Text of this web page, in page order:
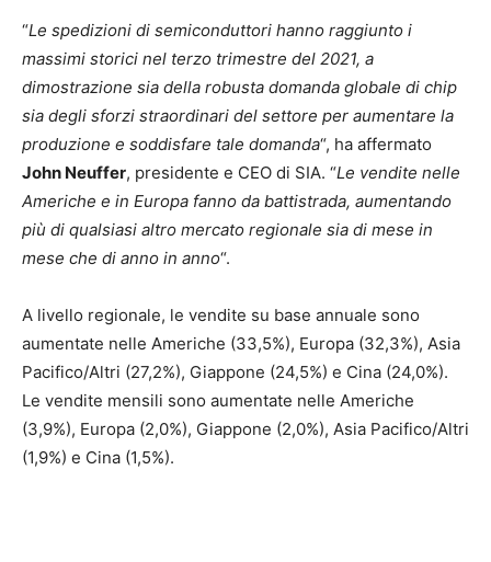
“Le spedizioni di semiconduttori hanno raggiunto i
massimi storici nel terzo trimestre del 2021, a
dimostrazione sia della robusta domanda globale di chip
sia degli sforzi straordinari del settore per aumentare la
produzione e soddisfare tale domanda“, ha affermato
John Neuffer, presidente e CEO di SIA. “Le vendite nelle
Americhe e in Europa fanno da battistrada, aumentando
più di qualsiasi altro mercato regionale sia di mese in
mese che di anno in anno“.
A livello regionale, le vendite su base annuale sono
aumentate nelle Americhe (33,5%), Europa (32,3%), Asia
Pacifico/Altri (27,2%), Giappone (24,5%) e Cina (24,0%).
Le vendite mensili sono aumentate nelle Americhe
(3,9%), Europa (2,0%), Giappone (2,0%), Asia Pacifico/Altri
(1,9%) e Cina (1,5%).